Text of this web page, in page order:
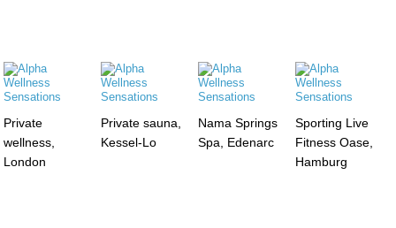
Private
wellness,
London
Private sauna,
Kessel-Lo
Nama Springs
Spa, Edenarc
Sporting Live
Fitness Oase,
Hamburg